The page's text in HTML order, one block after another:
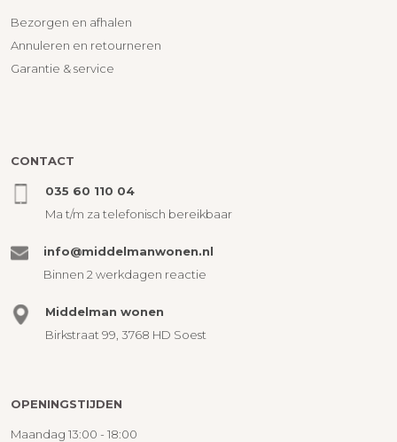
Bezorgen en afhalen
Annuleren en retourneren
Garantie & service
CONTACT
035 60 110 04
Ma t/m za telefonisch bereikbaar
info@middelmanwonen.nl
Binnen 2 werkdagen reactie
Middelman wonen
Birkstraat 99, 3768 HD Soest
OPENINGSTIJDEN
Maandag 13:00 - 18:00